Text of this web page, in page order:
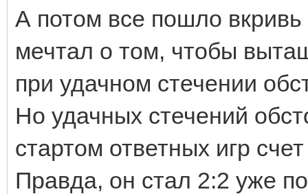
А потом все пошло вкривь
мечтал о том, чтобы
при удачном стечении
Но удачных стечений
стартом ответных игр
Правда, он стал 2:2 уже